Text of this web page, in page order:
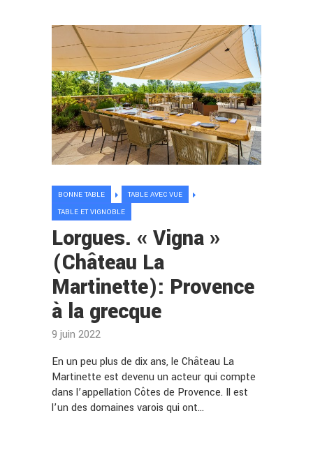
BONNE TABLE
TABLE AVEC VUE
TABLE ET VIGNOBLE
Lorgues. « Vigna »
(Château La
Martinette): Provence
à la grecque
9 juin 2022
En un peu plus de dix ans, le Château La
Martinette est devenu un acteur qui compte
dans l’appellation Côtes de Provence. Il est
l’un des domaines varois qui ont…